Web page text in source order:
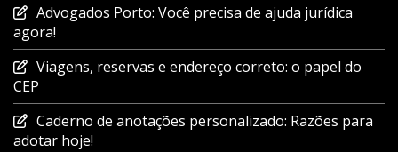
Advogados Porto: Você precisa de ajuda jurídica
agora!
Viagens, reservas e endereço correto: o papel do
CEP
Caderno de anotações personalizado: Razões para
adotar hoje!